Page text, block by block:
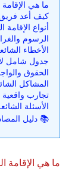
ما هي الإقامة
كيف أعد فريق
أنواع الإقامة
الرسوم
الأخطاء
جدول شامل
الحقوق
المشاكل
تجارب
الأسئلة
📚 دليل
ما هي الإقامة